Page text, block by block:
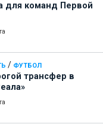
для команд Первой
/ ФУТБОЛ
трансфер в